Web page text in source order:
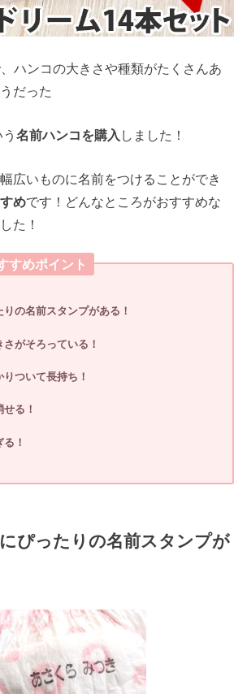
ハンコの大きさや種類がたくさんあ
だった
う名前ハンコを購入 しました！
広いものに名前をつけることができ
めです！どんなところがおすすめな
た！
すめポイント
の名前スタンプがある！
がそろっている！
ついて長持ち！
る！
！
ぴったりの名前スタンプが